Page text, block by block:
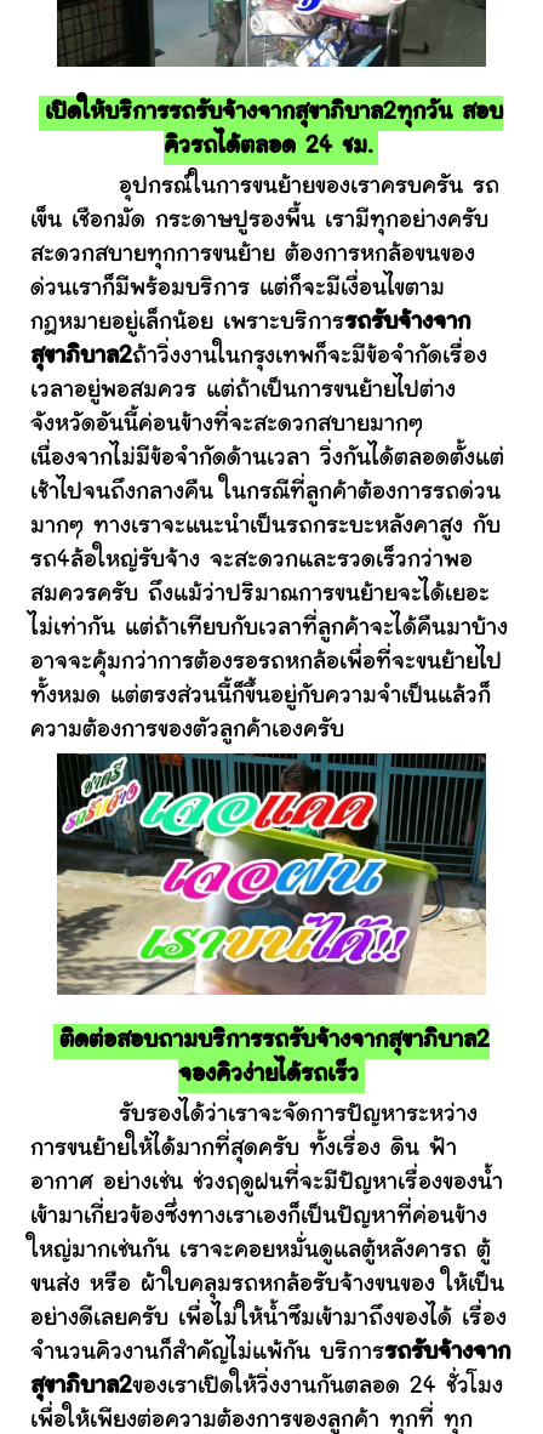
เปิดให้บริการรถรับจ้างจากสุขาภิบาล2ทุกวัน สอบ
คิวรถได้ตลอด 24 ชม.
อุปกรณ์ในการขนย้ายของเราครบครัน รถ
เข็น เชือกมัด กระดาษปูรองพื้น เรามีทุกอย่างครับ
สะดวกสบายทุกการขนย้าย ต้องการหกล้อขนของ
ด่วนเราก็มีพร้อมบริการ แต่ก็จะมีเงื่อนไขตาม
กฎหมายอยู่เล็กน้อย เพราะบริการรถรับจ้างจาก
สุขาภิบาล2ถ้าวิ่งงานในกรุงเทพก็จะมีข้อจำกัดเรื่อง
เวลาอยู่พอสมควร แต่ถ้าเป็นการขนย้ายไปต่าง
จังหวัดอันนี้ค่อนข้างที่จะสะดวกสบายมากๆ
เนื่องจากไม่มีข้อจำกัดด้านเวลา วิ่งกันได้ตลอดตั้งแต่
เช้าไปจนถึงกลางคืน ในกรณีที่ลูกค้าต้องการรถด่วน
มากๆ ทางเราจะแนะนำเป็นรถกระบะหลังคาสูง กับ
รถ4ล้อใหญ่รับจ้าง จะสะดวกและรวดเร็วกว่าพอ
สมควรครับ ถึงแม้ว่าปริมาณการขนย้ายจะได้เยอะ
ไม่เท่ากัน แต่ถ้าเทียบกับเวลาที่ลูกค้าจะได้คืนมาบ้าง
อาจจะคุ้มกว่าการต้องรอรถหกล้อเพื่อที่จะขนย้ายไป
ทั้งหมด แต่ตรงส่วนนี้ก็ขึ้นอยู่กับความจำเป็นแล้วก็
ความต้องการของตัวลูกค้าเองครับ
ติดต่อสอบถามบริการรถรับจ้างจากสุขาภิบาล2
จองคิวง่ายได้รถเร็ว
รับรองได้ว่าเราจะจัดการปัญหาระหว่าง
การขนย้ายให้ได้มากที่สุดครับ ทั้งเรื่อง ดิน ฟ้า
อากาศ อย่างเช่น ช่วงฤดูฝนที่จะมีปัญหาเรื่องของน้ำ
เข้ามาเกี่ยวข้องซึ่งทางเราเองก็เป็นปัญหาที่ค่อนข้าง
ใหญ่มากเช่นกัน เราจะคอยหมั่นดูแลตู้หลังคารถ ตู้
ขนส่ง หรือ ผ้าใบคลุมรถหกล้อรับจ้างขนของ ให้เป็น
อย่างดีเลยครับ เพื่อไม่ให้น้ำซึมเข้ามาถึงของได้ เรื่อง
จำนวนคิวงานก็สำคัญไม่แพ้กัน บริการรถรับจ้างจาก
สุขาภิบาล2ของเราเปิดให้วิ่งงานกันตลอด 24 ชั่วโมง
เพื่อให้เพียงต่อความต้องการของลูกค้า ทุกที่ ทุก